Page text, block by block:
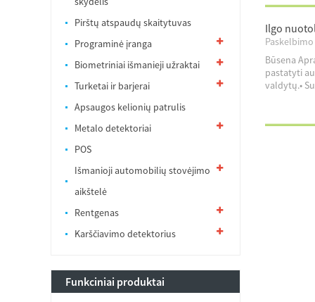
Pirštų atspaudų skaitytuvas
Programinė įranga
Biometriniai išmanieji užraktai
Turketai ir barjerai
Apsaugos kelionių patrulis
Metalo detektoriai
POS
Išmanioji automobilių stovėjimo
aikštelė
Rentgenas
Karščiavimo detektorius
Funkciniai produktai
Ilgo
Būsena
pastatyti
valdytų.•